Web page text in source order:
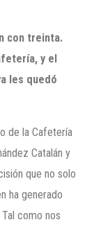
con treinta.
y el
les quedó
de la Cafetería
Catalán y
que no solo
ha generado
como nos